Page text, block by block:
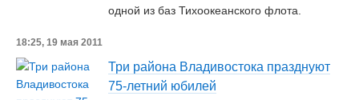
одной из баз Тихоокеанского флота.
18:25, 19 мая 2011
Три района Владивостока празднуют
75-летний юбилей